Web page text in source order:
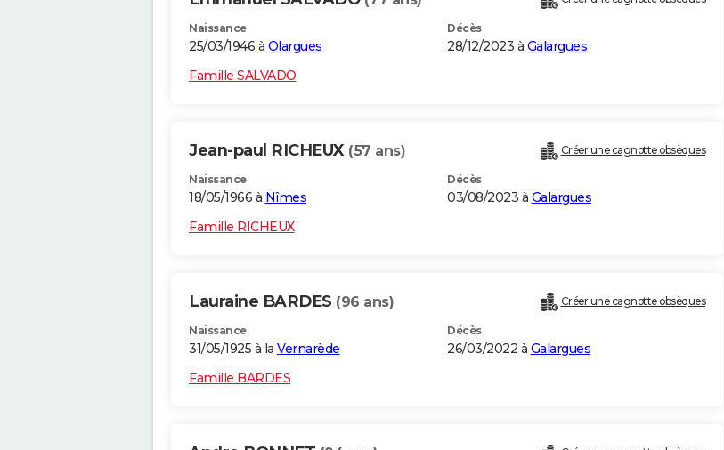
Naissance
25/03/1946 à Olargues
Décès
28/12/2023 à Galargues
Famille SALVADO
Jean-paul RICHEUX (57 ans) Créer une cagnotte obsèques
Naissance
18/05/1966 à Nîmes
Décès
03/08/2023 à Galargues
Famille RICHEUX
Lauraine BARDES (96 ans) Créer une cagnotte obsèques
Naissance
31/05/1925 à la Vernarède
Décès
26/03/2022 à Galargues
Famille BARDES